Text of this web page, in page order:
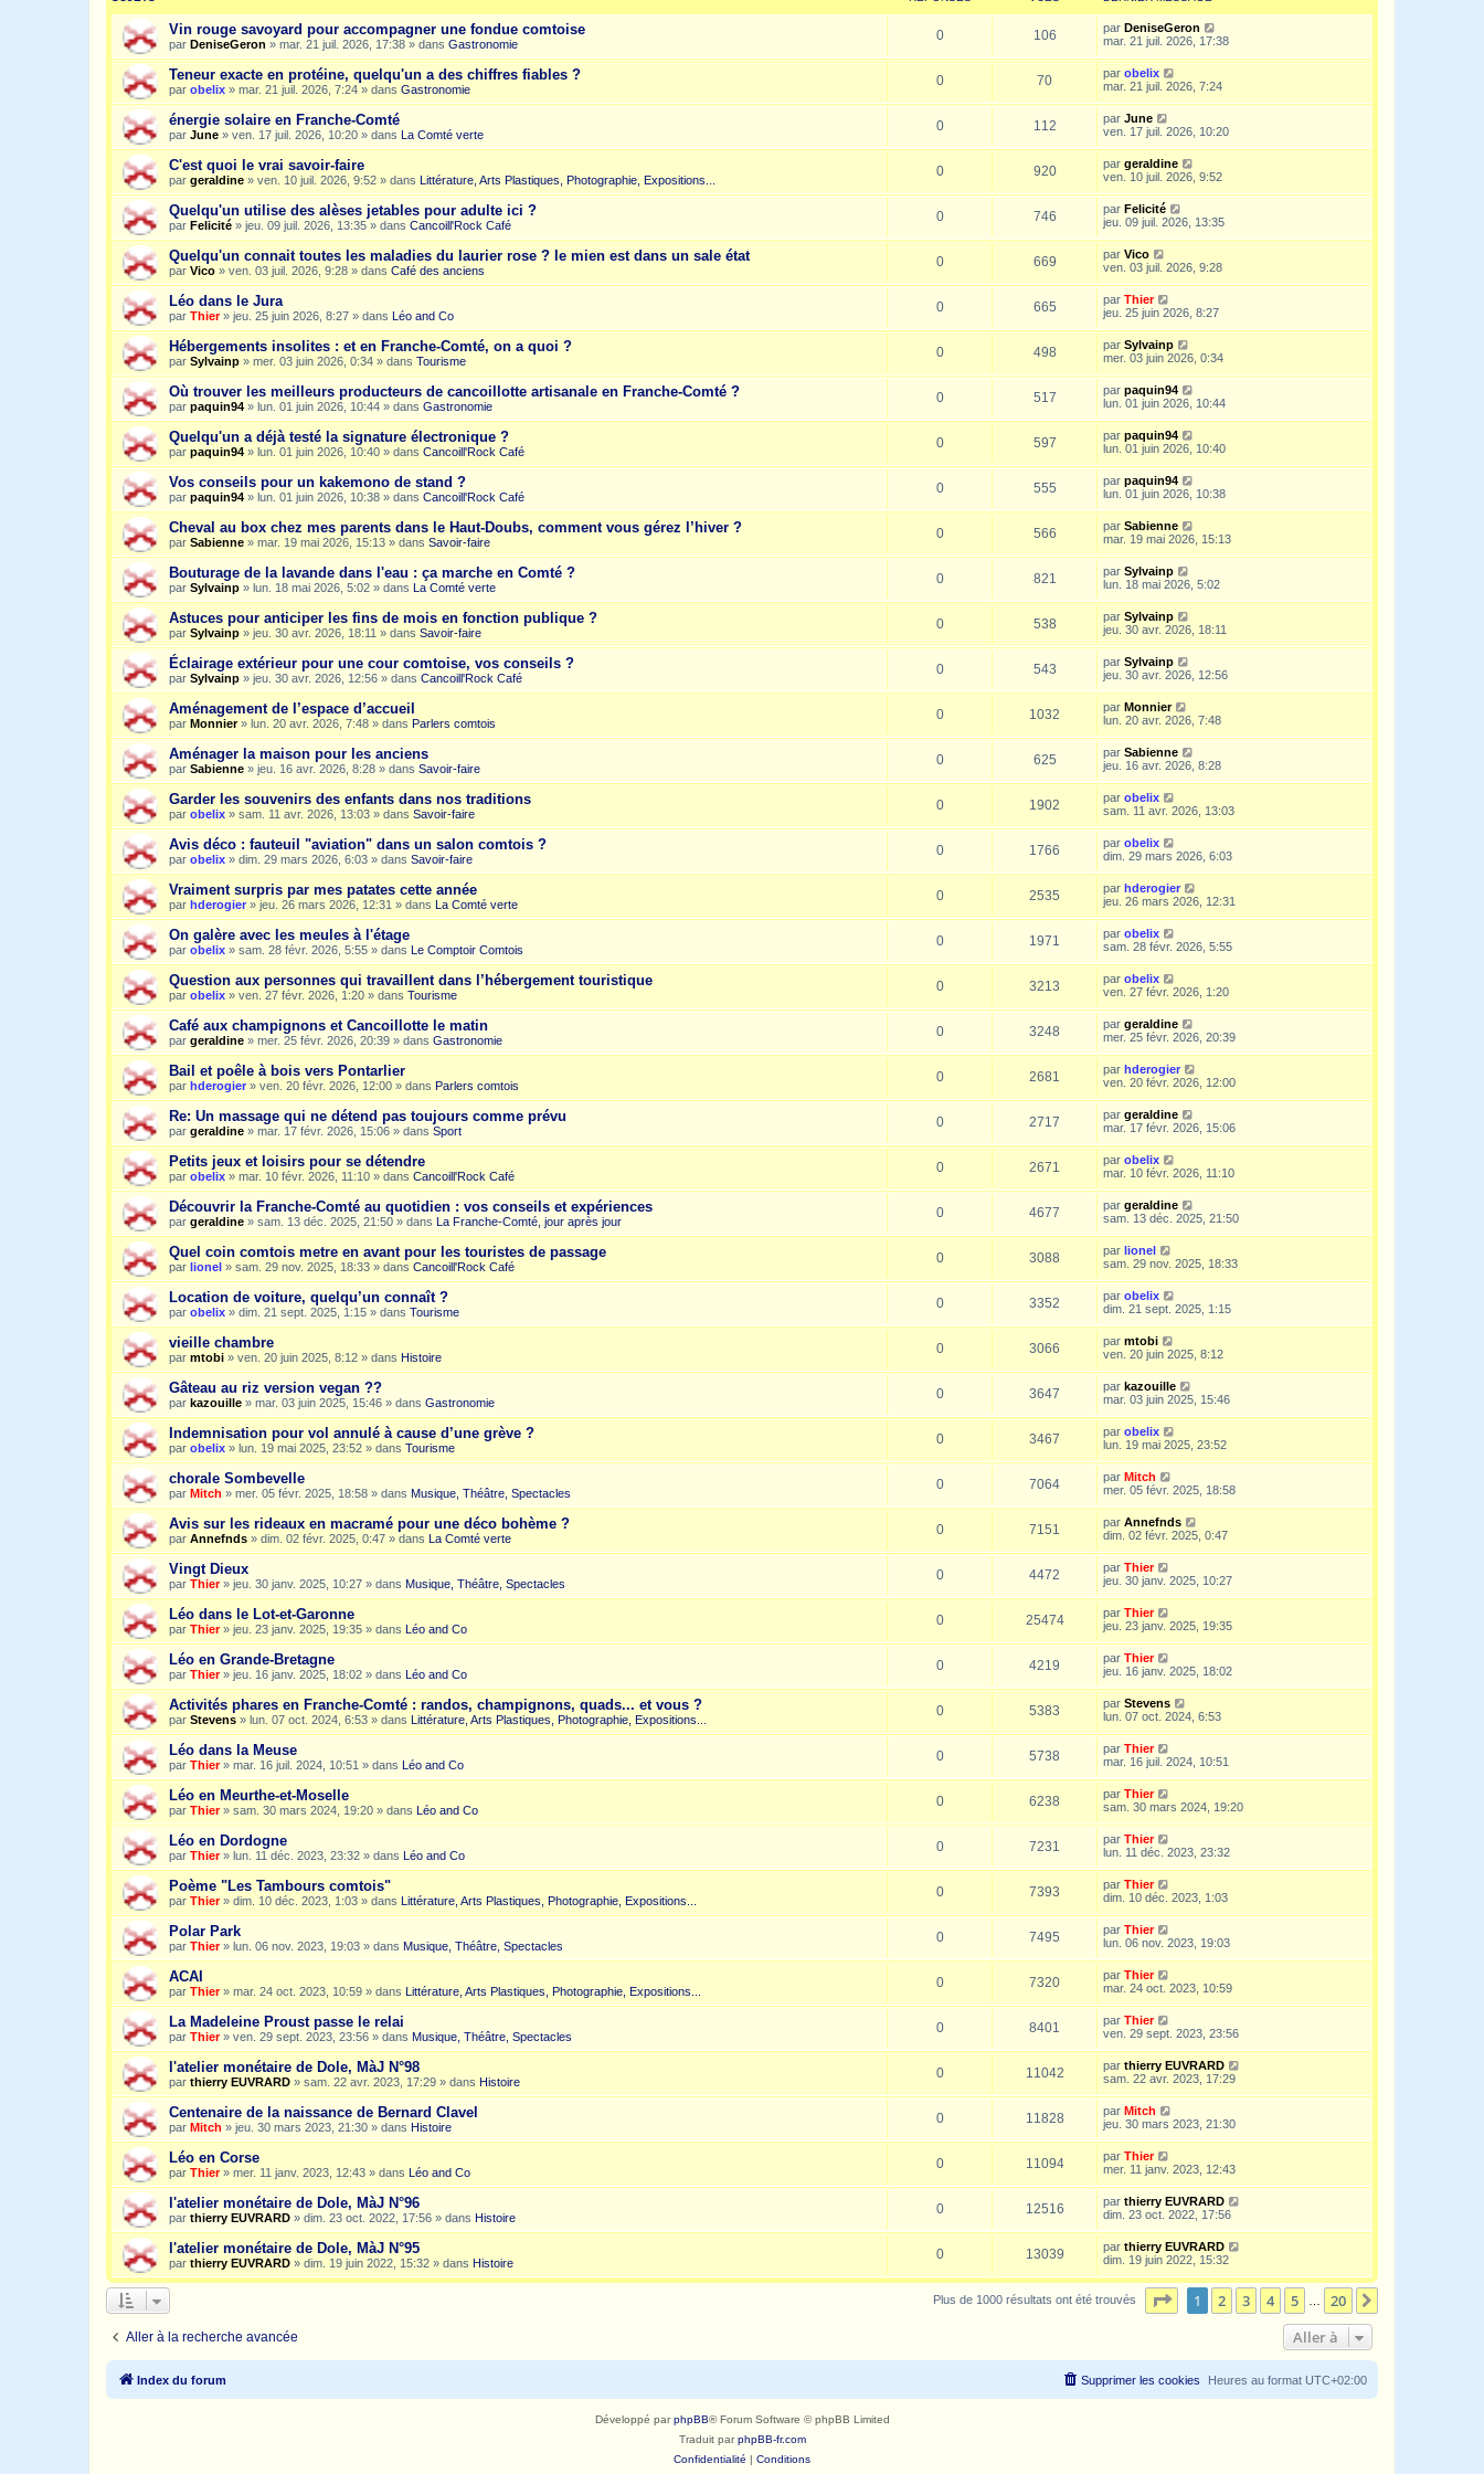
Vin rouge savoyard pour accompagner une fondue comtoise
par DeniseGeron » mar. 21 juil. 2026, 17:38 » dans Gastronomie
0 106 par DeniseGeron
mar. 21 juil. 2026, 17:38
Teneur exacte en protéine, quelqu'un a des chiffres fiables ?
par obelix » mar. 21 juil. 2026, 7:24 » dans Gastronomie
0 70 par obelix
mar. 21 juil. 2026, 7:24
énergie solaire en Franche-Comté
par June » ven. 17 juil. 2026, 10:20 » dans La Comté verte
0 112 par June
ven. 17 juil. 2026, 10:20
C'est quoi le vrai savoir-faire
par geraldine » ven. 10 juil. 2026, 9:52 » dans Littérature, Arts Plastiques, Photographie, Expositions...
0 920 par geraldine
ven. 10 juil. 2026, 9:52
Quelqu'un utilise des alèses jetables pour adulte ici ?
par Felicité » jeu. 09 juil. 2026, 13:35 » dans Cancoill'Rock Café
0 746 par Felicité
jeu. 09 juil. 2026, 13:35
Quelqu'un connait toutes les maladies du laurier rose ? le mien est dans un sale état
par Vico » ven. 03 juil. 2026, 9:28 » dans Café des anciens
0 669 par Vico
ven. 03 juil. 2026, 9:28
Léo dans le Jura
par Thier» jeu. 25 juin 2026, 8:27 » dans Léo and Co
0 665 par Thier
jeu. 25 juin 2026, 8:27
Hébergements insolites : et en Franche-Comté, on a quoi ?
par Sylvainp » mer. 03 juin 2026, 0:34 » dans Tourisme
0 498 par Sylvainp
mer. 03 juin 2026, 0:34
Où trouver les meilleurs producteurs de cancoillotte artisanale en Franche-Comté ?
par paquin94 » lun. 01 juin 2026, 10:44 » dans Gastronomie
0 517 par paquin94
lun. 01 juin 2026, 10:44
Quelqu'un a déjà testé la signature électronique ?
par paquin94 » lun. 01 juin 2026, 10:40 » dans Cancoill'Rock Café
0 597 par paquin94
lun. 01 juin 2026, 10:40
Vos conseils pour un kakemono de stand ?
par paquin94 » lun. 01 juin 2026, 10:38 » dans Cancoill'Rock Café
0 555 par paquin94
lun. 01 juin 2026, 10:38
Cheval au box chez mes parents dans le Haut-Doubs, comment vous gérez l’hiver ?
par Sabienne » mar. 19 mai 2026, 15:13 » dans Savoir-faire
0 566 par Sabienne
mar. 19 mai 2026, 15:13
Bouturage de la lavande dans l'eau : ça marche en Comté ?
par Sylvainp » lun. 18 mai 2026, 5:02 » dans La Comté verte
0 821 par Sylvainp
lun. 18 mai 2026, 5:02
Astuces pour anticiper les fins de mois en fonction publique ?
par Sylvainp » jeu. 30 avr. 2026, 18:11 » dans Savoir-faire
0 538 par Sylvainp
jeu. 30 avr. 2026, 18:11
Éclairage extérieur pour une cour comtoise, vos conseils ?
par Sylvainp » jeu. 30 avr. 2026, 12:56 » dans Cancoill'Rock Café
0 543 par Sylvainp
jeu. 30 avr. 2026, 12:56
Aménagement de l’espace d’accueil
par Monnier» lun. 20 avr. 2026, 7:48 » dans Parlers comtois
0 1032 par Monnier
lun. 20 avr. 2026, 7:48
Aménager la maison pour les anciens
par Sabienne » jeu. 16 avr. 2026, 8:28 » dans Savoir-faire
0 625 par Sabienne
jeu. 16 avr. 2026, 8:28
Garder les souvenirs des enfants dans nos traditions
par obelix » sam. 11 avr. 2026, 13:03 » dans Savoir-faire
0 1902 par obelix
sam. 11 avr. 2026, 13:03
Avis déco : fauteuil "aviation" dans un salon comtois ?
par obelix » dim. 29 mars 2026, 6:03 » dans Savoir-faire
0 1766 par obelix
dim. 29 mars 2026, 6:03
Vraiment surpris par mes patates cette année
par hderogier » jeu. 26 mars 2026, 12:31 » dans La Comté verte
0 2535 par hderogier
jeu. 26 mars 2026, 12:31
On galère avec les meules à l'étage
par obelix » sam. 28 févr. 2026, 5:55 » dans Le Comptoir Comtois
0 1971 par obelix
sam. 28 févr. 2026, 5:55
Question aux personnes qui travaillent dans l’hébergement touristique
par obelix » ven. 27 févr. 2026, 1:20 » dans Tourisme
0 3213 par obelix
ven. 27 févr. 2026, 1:20
Café aux champignons et Cancoillotte le matin
par geraldine » mer. 25 févr. 2026, 20:39 » dans Gastronomie
0 3248 par geraldine
mer. 25 févr. 2026, 20:39
Bail et poêle à bois vers Pontarlier
par hderogier » ven. 20 févr. 2026, 12:00 » dans Parlers comtois
0 2681 par hderogier
ven. 20 févr. 2026, 12:00
Re: Un massage qui ne détend pas toujours comme prévu
par geraldine » mar. 17 févr. 2026, 15:06 » dans Sport
0 2717 par geraldine
mar. 17 févr. 2026, 15:06
Petits jeux et loisirs pour se détendre
par obelix » mar. 10 févr. 2026, 11:10 » dans Cancoill'Rock Café
0 2671 par obelix
mar. 10 févr. 2026, 11:10
Découvrir la Franche-Comté au quotidien : vos conseils et expériences
par geraldine » sam. 13 déc. 2025, 21:50 » dans La Franche-Comté, jour après jour
0 4677 par geraldine
sam. 13 déc. 2025, 21:50
Quel coin comtois metre en avant pour les touristes de passage
par lionel » sam. 29 nov. 2025, 18:33 » dans Cancoill'Rock Café
0 3088 par lionel
sam. 29 nov. 2025, 18:33
Location de voiture, quelqu’un connaît ?
par obelix » dim. 21 sept. 2025, 1:15 » dans Tourisme
0 3352 par obelix
dim. 21 sept. 2025, 1:15
vieille chambre
par mtobi » ven. 20 juin 2025, 8:12 » dans Histoire
0 3066 par mtobi
ven. 20 juin 2025, 8:12
Gâteau au riz version vegan ??
par kazouille » mar. 03 juin 2025, 15:46 » dans Gastronomie
0 3647 par kazouille
mar. 03 juin 2025, 15:46
Indemnisation pour vol annulé à cause d’une grève ?
par obelix » lun. 19 mai 2025, 23:52 » dans Tourisme
0 3467 par obelix
lun. 19 mai 2025, 23:52
chorale Sombevelle
par Mitch » mer. 05 févr. 2025, 18:58 » dans Musique, Théâtre, Spectacles
0 7064 par Mitch
mer. 05 févr. 2025, 18:58
Avis sur les rideaux en macramé pour une déco bohème ?
par Annefnds » dim. 02 févr. 2025, 0:47 » dans La Comté verte
0 7151 par Annefnds
dim. 02 févr. 2025, 0:47
Vingt Dieux
par Thier» jeu. 30 janv. 2025, 10:27 » dans Musique, Théâtre, Spectacles
0 4472 par Thier
jeu. 30 janv. 2025, 10:27
Léo dans le Lot-et-Garonne
par Thier» jeu. 23 janv. 2025, 19:35 » dans Léo and Co
0 25474 par Thier
jeu. 23 janv. 2025, 19:35
Léo en Grande-Bretagne
par Thier» jeu. 16 janv. 2025, 18:02 » dans Léo and Co
0 4219 par Thier
jeu. 16 janv. 2025, 18:02
Activités phares en Franche-Comté : randos, champignons, quads... et vous ?
par Stevens » lun. 07 oct. 2024, 6:53 » dans Littérature, Arts Plastiques, Photographie, Expositions...
0 5383 par Stevens
lun. 07 oct. 2024, 6:53
Léo dans la Meuse
par Thier» mar. 16 juil. 2024, 10:51 » dans Léo and Co
0 5738 par Thier
mar. 16 juil. 2024, 10:51
Léo en Meurthe-et-Moselle
par Thier» sam. 30 mars 2024, 19:20 » dans Léo and Co
0 6238 par Thier
sam. 30 mars 2024, 19:20
Léo en Dordogne
par Thier» lun. 11 déc. 2023, 23:32 » dans Léo and Co
0 7231 par Thier
lun. 11 déc. 2023, 23:32
Poème "Les Tambours comtois"
par Thier» dim. 10 déc. 2023, 1:03 » dans Littérature, Arts Plastiques, Photographie, Expositions...
0 7393 par Thier
dim. 10 déc. 2023, 1:03
Polar Park
par Thier» lun. 06 nov. 2023, 19:03 » dans Musique, Théâtre, Spectacles
0 7495 par Thier
lun. 06 nov. 2023, 19:03
ACAI
par Thier» mar. 24 oct. 2023, 10:59 » dans Littérature, Arts Plastiques, Photographie, Expositions...
0 7320 par Thier
mar. 24 oct. 2023, 10:59
La Madeleine Proust passe le relai
par Thier» ven. 29 sept. 2023, 23:56 » dans Musique, Théâtre, Spectacles
0 8401 par Thier
ven. 29 sept. 2023, 23:56
l'atelier monétaire de Dole, MàJ N°98
par thierry EUVRARD » sam. 22 avr. 2023, 17:29 » dans Histoire
0 11042 par thierry EUVRARD
sam. 22 avr. 2023, 17:29
Centenaire de la naissance de Bernard Clavel
par Mitch » jeu. 30 mars 2023, 21:30 » dans Histoire
0 11828 par Mitch
jeu. 30 mars 2023, 21:30
Léo en Corse
par Thier» mer. 11 janv. 2023, 12:43 » dans Léo and Co
0 11094 par Thier
mer. 11 janv. 2023, 12:43
l'atelier monétaire de Dole, MàJ N°96
par thierry EUVRARD » dim. 23 oct. 2022, 17:56 » dans Histoire
0 12516 par thierry EUVRARD
dim. 23 oct. 2022, 17:56
l'atelier monétaire de Dole, MàJ N°95
par thierry EUVRARD » dim. 19 juin 2022, 15:32 » dans Histoire
0 13039 par thierry EUVRARD
dim. 19 juin 2022, 15:32
Plus de 1000 résultats ont été trouvés Page sur20
1 2 3 4 5 20
Aller à la recherche avancée Aller à
Index du forum Heures au format UTC+02:00
Supprimer les cookies
Développé parphpBB® Forum Software © phpBB Limited
Traduit parphpBB-fr.com
Confidentialité | Conditions